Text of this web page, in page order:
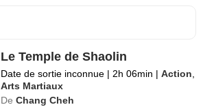
Le Temple de Shaolin
Date de sortie inconnue | 2h 06min | Action
Arts Martiaux
De Chang Cheh